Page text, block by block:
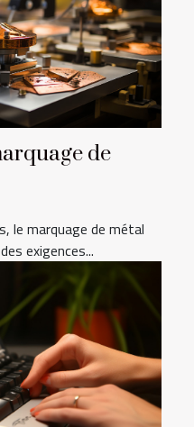
de
le marquage de métal
exigences...